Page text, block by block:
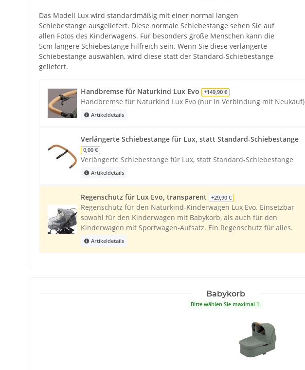
Das Modell Lux wird standardmäßig mit einer normal langen
Schiebestange ausgeliefert. Diese normale Schiebestange sehen Sie auf
allen Fotos des Kinderwagens. Für besonders große Menschen kann die
5cm längere Schiebestange hilfreich sein. Wenn Sie diese verlängerte
Schiebestange auswählen, wird diese statt der Standard-Schiebestange
geliefert.
Handbremse für Naturkind Lux Evo +149,90 €
Handbremse für Naturkind Lux Evo (nur in Verbindung mit Neukauf)
Artikeldetails
Verlängerte Schiebestange für Lux, statt Standard-Schiebestange
0,00 €
Verlängerte Schiebestange für Lux, statt Standard-Schiebestange
Artikeldetails
Regenschutz für Lux Evo, transparent +29,90 €
Regenschutz für den Naturkind-Kinderwagen Lux Evo. Einsetzbar
sowohl für den Kinderwagen mit Babykorb, als auch für den
Kinderwagen mit Sportwagen-Aufsatz. Ein Regenschutz für alles.
Artikeldetails
Babykorb
Bitte wählen Sie maximal 1.